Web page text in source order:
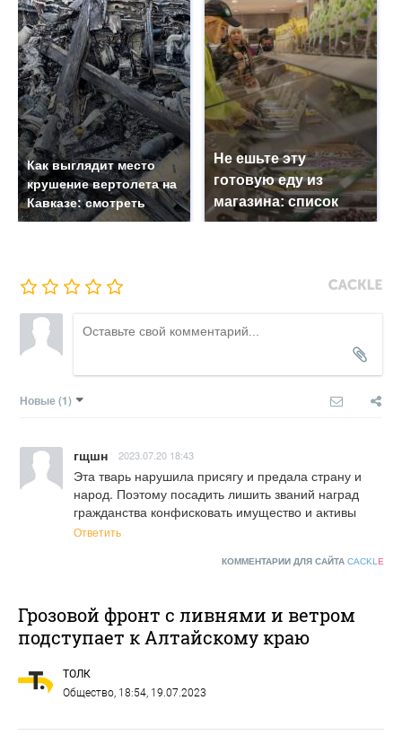
Как выглядит место
крушение вертолета на
Кавказе: смотреть
Не ешьте эту
готовую еду из
магазина: список
Новые (1)
гщшн 2023.07.20 18:43
Эта тварь нарушила присягу и предала страну и
народ. Поэтому посадить лишить званий наград
гражданства конфисковать имущество и активы
Ответить
КОММЕНТАРИИ ДЛЯ САЙТА CACKL E
Грозовой фронт с ливнями и ветром
подступает к Алтайскому краю
ТОЛК
Общество , 18:54, 19.07.2023